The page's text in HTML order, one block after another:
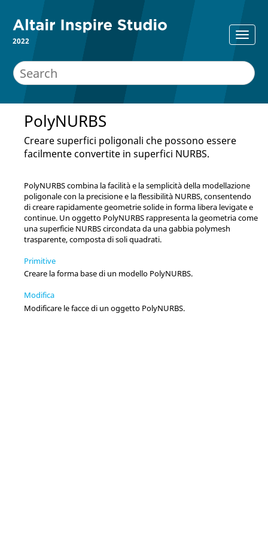
2022
PolyNURBS
Creare superfici poligonali che possono essere
facilmente convertite in superfici NURBS.
PolyNURBS combina la facilità e la semplicità della modellazione
poligonale con la precisione e la flessibilità NURBS, consentendo
di creare rapidamente geometrie solide in forma libera levigate e
continue. Un oggetto PolyNURBS rappresenta la geometria come
una superficie NURBS circondata da una gabbia polymesh
trasparente, composta di soli quadrati.
Primitive
Creare la forma base di un modello PolyNURBS.
Modifica
Modificare le facce di un oggetto PolyNURBS.